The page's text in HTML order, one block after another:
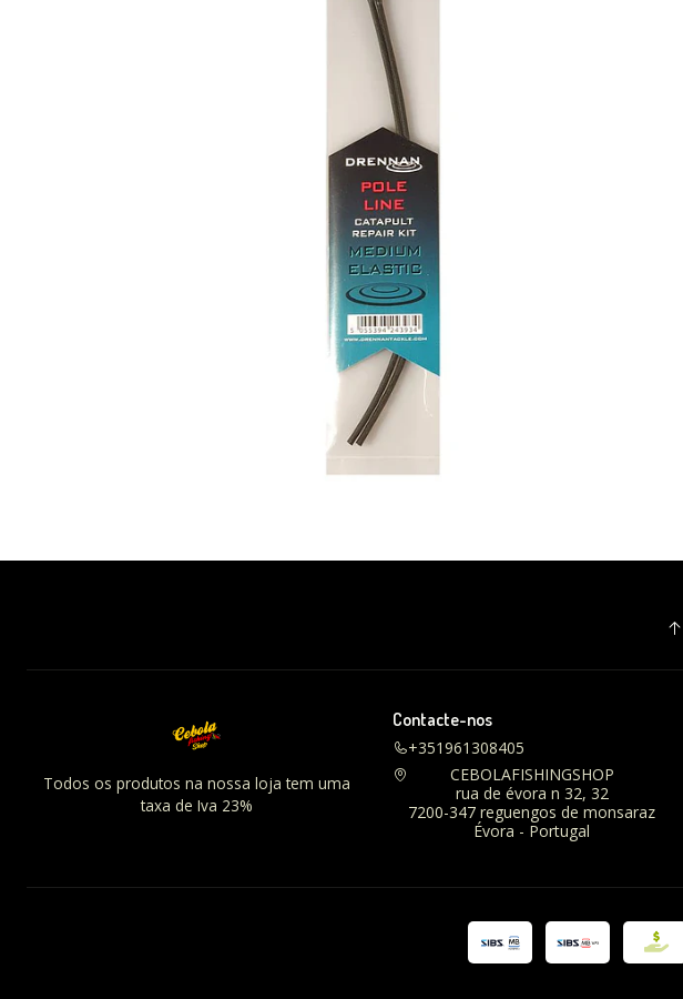
Todos os produtos na nossa loja tem uma
taxa de Iva 23%
Contacte-nos
+351961308405
CEBOLAFISHINGSHOP
rua de évora n 32, 32
7200-347 reguengos de monsaraz
Évora - Portugal